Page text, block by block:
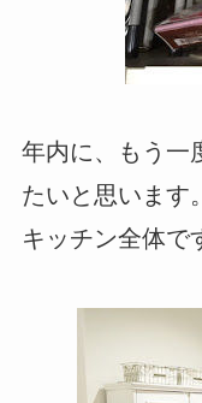
年内に、もう一
たいと思います。
キッチン全体で